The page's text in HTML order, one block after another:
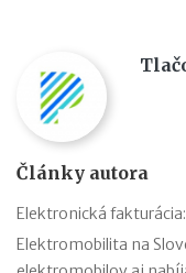
Články autora
Elektronická
Elektromobilita na